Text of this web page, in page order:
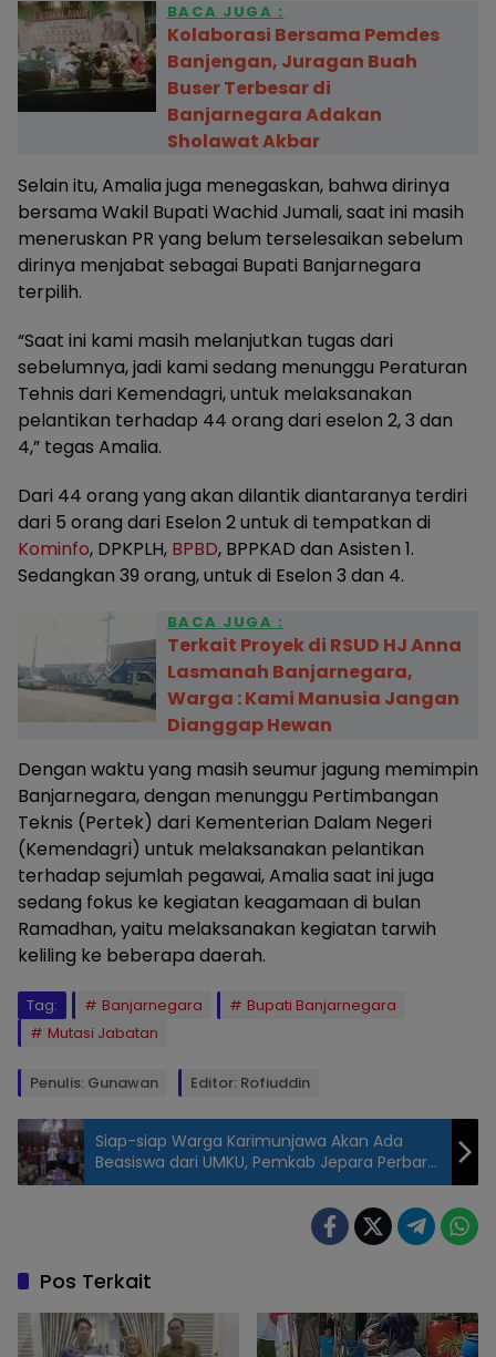
BACA JUGA :
Kolaborasi Bersama Pemdes
Banjengan, Juragan Buah
Buser Terbesar di
Banjarnegara Adakan
Sholawat Akbar
Selain itu, Amalia juga menegaskan, bahwa dirinya
bersama Wakil Bupati Wachid Jumali, saat ini masih
meneruskan PR yang belum terselesaikan sebelum
dirinya menjabat sebagai Bupati Banjarnegara
terpilih.
“Saat ini kami masih melanjutkan tugas dari
sebelumnya, jadi kami sedang menunggu Peraturan
Tehnis dari Kemendagri, untuk melaksanakan
pelantikan terhadap 44 orang dari eselon 2, 3 dan
4,” tegas Amalia.
Dari 44 orang yang akan dilantik diantaranya terdiri
dari 5 orang dari Eselon 2 untuk di tempatkan di
Kominfo, DPKPLH, BPBD, BPPKAD dan Asisten 1.
Sedangkan 39 orang, untuk di Eselon 3 dan 4.
BACA JUGA :
Terkait Proyek di RSUD HJ Anna
Lasmanah Banjarnegara,
Warga : Kami Manusia Jangan
Dianggap Hewan
Dengan waktu yang masih seumur jagung memimpin
Banjarnegara, dengan menunggu Pertimbangan
Teknis (Pertek) dari Kementerian Dalam Negeri
(Kemendagri) untuk melaksanakan pelantikan
terhadap sejumlah pegawai, Amalia saat ini juga
sedang fokus ke kegiatan keagamaan di bulan
Ramadhan, yaitu melaksanakan kegiatan tarwih
keliling ke beberapa daerah.
Tag: Banjarnegara
Bupati Banjarnegara
Mutasi Jabatan
Penulis: Gunawan Editor: Rofiuddin
warga saat
Banjarnegara
Siap-siap Warga Karimunjawa Akan Ada
Beasiswa dari UMKU, Pemkab Jepara Perbarui
Kerjasama
Pos Terkait